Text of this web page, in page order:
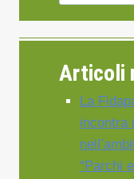
Articoli
La
incontra
“Parchi